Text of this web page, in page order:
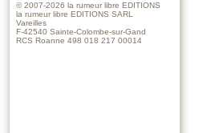
© 2007-2026 la rumeur libre EDITIONS
la rumeur libre EDITIONS SARL
Vareilles
F-42540 Sainte-Colombe-sur-Gand
RCS Roanne 498 018 217 00014